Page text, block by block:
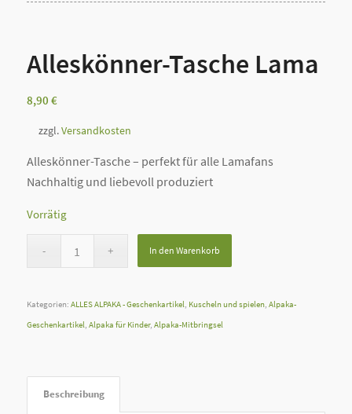
Alleskönner-Tasche Lama
8,90 €
zzgl.Versandkosten
Alleskönner-Tasche – perfekt für alle Lamafans
Nachhaltig und liebevoll produziert
Vorrätig
In den Warenkorb
Kategorien: ALLES ALPAKA - Geschenkartikel, Kuscheln und spielen, Alpaka-
Geschenkartikel, Alpaka für Kinder, Alpaka-Mitbringsel
Beschreibung